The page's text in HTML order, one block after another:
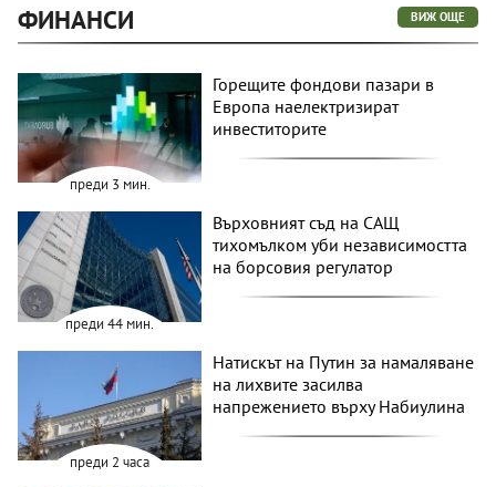
ФИНАНСИ ВИЖ ОЩЕ
преди 3 мин.
Горещите фондови пазари в
Европа наелектризират
инвеститорите
преди 44 мин.
Върховният съд на САЩ
тихомълком уби независимостта
на борсовия регулатор
преди 2 часа
Натискът на Путин за намаляване
на лихвите засилва
напрежението върху Набиулина